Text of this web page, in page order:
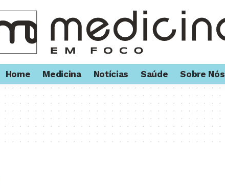
Home Medicina Notícias Saúde Sobre Nós